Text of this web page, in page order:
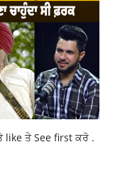
like ਤੇ See first ਕਰੋ .